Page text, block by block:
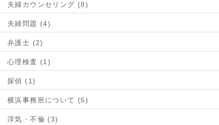
夫婦カウンセリング (8)
夫婦問題 (4)
弁護士 (2)
心理検査 (1)
探偵 (1)
横浜事務所について (5)
浮気・不倫 (3)